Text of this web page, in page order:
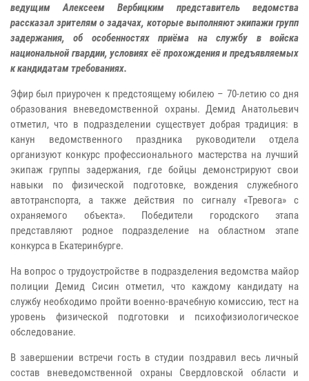
ведущим Алексеем Вербицким представитель ведомства
рассказал зрителям о задачах, которые выполняют экипажи групп
задержания, об особенностях приёма на службу в войска
национальной гвардии, условиях её прохождения и предъявляемых
к кандидатам требованиях.
Эфир был приурочен к предстоящему юбилею – 70-летию со дня
образования вневедомственной охраны. Демид Анатольевич
отметил, что в подразделении существует добрая традиция: в
канун ведомственного праздника руководители отдела
организуют конкурс профессионального мастерства на лучший
экипаж группы задержания, где бойцы демонстрируют свои
навыки по физической подготовке, вождения служебного
автотранспорта, а также действия по сигналу «Тревога» с
охраняемого объекта». Победители городского этапа
представляют родное подразделение на областном этапе
конкурса в Екатеринбурге.
На вопрос о трудоустройстве в подразделения ведомства майор
полиции Демид Сисин отметил, что каждому кандидату на
службу необходимо пройти военно-врачебную комиссию, тест на
уровень физической подготовки и психофизиологическое
обследование.
В завершении встречи гость в студии поздравил весь личный
состав вневедомственной охраны Свердловской области и